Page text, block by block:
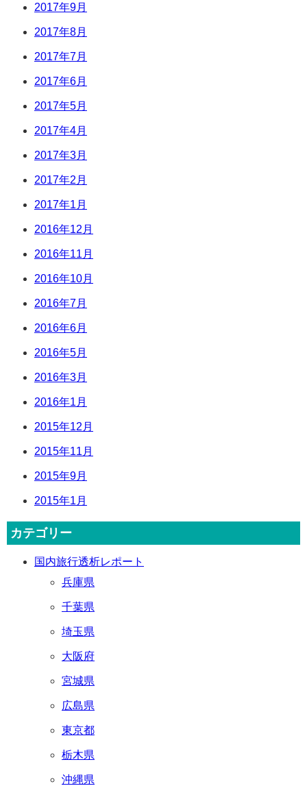
2017年9月
2017年8月
2017年7月
2017年6月
2017年5月
2017年4月
2017年3月
2017年2月
2017年1月
2016年12月
2016年11月
2016年10月
2016年7月
2016年6月
2016年5月
2016年3月
2016年1月
2015年12月
2015年11月
2015年9月
2015年1月
カテゴリー
国内旅行透析レポート
兵庫県
千葉県
埼玉県
大阪府
宮城県
広島県
東京都
栃木県
沖縄県